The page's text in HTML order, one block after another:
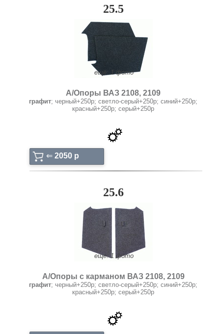
25.5
ещё: 1 фото
А/Опоры ВАЗ 2108, 2109
графит; черный+250р; светло-серый+250р; синий+250р;
красный+250р; серый+250р
⇐ 2050 p
25.6
ещё: 1 фото
А/Опоры с карманом ВАЗ 2108, 2109
графит; черный+250р; светло-серый+250р; синий+250р;
красный+250р; серый+250р